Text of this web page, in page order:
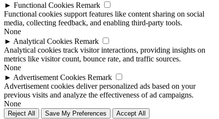
► Functional Cookies Remark
Functional cookies support features like content sharing on social
media, collecting feedback, and enabling third-party tools.
None
► Analytical Cookies Remark
Analytical cookies track visitor interactions, providing insights on
metrics like visitor count, bounce rate, and traffic sources.
None
► Advertisement Cookies Remark
Advertisement cookies deliver personalized ads based on your
previous visits and analyze the effectiveness of ad campaigns.
None
Reject All Save My Preferences Accept All